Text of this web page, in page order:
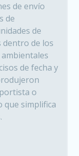
de envío
de
de
dentro de los
de fecha y
o
que simplifica